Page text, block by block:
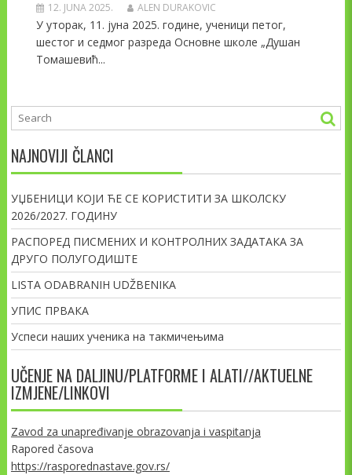
12. JUNA 2025. ALEN DURAKOVIC
У уторак, 11. јуна 2025. године, ученици петог,
шестог и седмог разреда Основне школе „Душан
Томашевић...
NAJNOVIJI ČLANCI
УЏБЕНИЦИ КОЈИ ЋЕ СЕ КОРИСТИТИ ЗА ШКОЛСКУ
2026/2027. ГОДИНУ
РАСПОРЕД ПИСМЕНИХ И КОНТРОЛНИХ ЗАДАТАКА ЗА
ДРУГО ПОЛУГОДИШТЕ
LISTA ODABRANIH UDŽBENIKA
УПИС ПРВАКА
Успеси наших ученика на такмичењима
UČENJE NA DALJINU/PLATFORME I ALATI//AKTUELNE
IZMJENE/LINKOVI
Zavod za unapređivanje obrazovanja i vaspitanja
Rapored časova
https://rasporednastave.gov.rs/